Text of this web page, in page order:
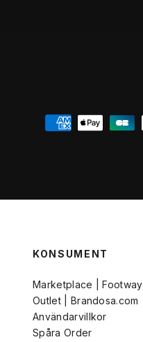
KONSUMENT
Marketplace |
Outlet | Brandosa.com
Användarvillkor
Spåra Order